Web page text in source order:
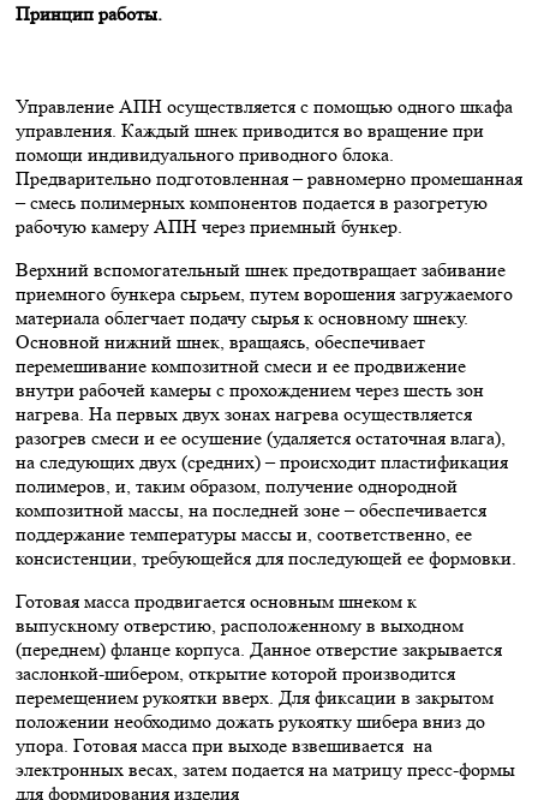
Принцип работы.
Управление АПН осуществляется с помощью одного шкафа
управления. Каждый шнек приводится во вращение при
помощи индивидуального приводного блока.
Предварительно подготовленная – равномерно промешанная
– смесь полимерных компонентов подается в разогретую
рабочую камеру АПН через приемный бункер.
Верхний вспомогательный шнек предотвращает забивание
приемного бункера сырьем, путем ворошения загружаемого
материала облегчает подачу сырья к основному шнеку.
Основной нижний шнек, вращаясь, обеспечивает
перемешивание композитной смеси и ее продвижение
внутри рабочей камеры с прохождением через шесть зон
нагрева. На первых двух зонах нагрева осуществляется
разогрев смеси и ее осушение (удаляется остаточная влага),
на следующих двух (средних) – происходит пластификация
полимеров, и, таким образом, получение однородной
композитной массы, на последней зоне – обеспечивается
поддержание температуры массы и, соответственно, ее
консистенции, требующейся для последующей ее формовки.
Готовая масса продвигается основным шнеком к
выпускному отверстию, расположенному в выходном
(переднем) фланце корпуса. Данное отверстие закрывается
заслонкой-шибером, открытие которой производится
перемещением рукоятки вверх. Для фиксации в закрытом
положении необходимо дожать рукоятку шибера вниз до
упора. Готовая масса при выходе взвешивается на
электронных весах, затем подается на матрицу пресс-формы
для формирования изделия